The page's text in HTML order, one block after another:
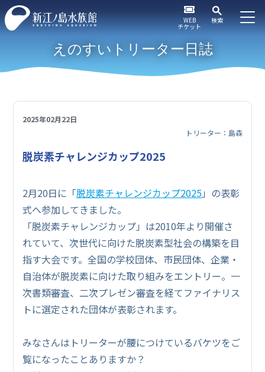
WEB
チケット
検索
えのすいトリーター日誌
2025年02月22日
トリーター：島森
脱炭素チャレンジカップ2025
2月20日に「脱炭素チャレンジカップ2025」の表彰
式へ参加してきました。
「脱炭素チャレンジカップ」は2010年より開催さ
れていて、次世代に向けた脱炭素型社会の構築を目
指す大会です。全国の学校団体、市民団体、企業・
自治体が脱炭素に向けた取り組みをエントリー。一
次書類審査、二次プレゼン審査を経てファイナリス
トに選定された団体が表彰されます。
みなさんはトリーターが腰につけているバケツをご
覧になったことありますか？